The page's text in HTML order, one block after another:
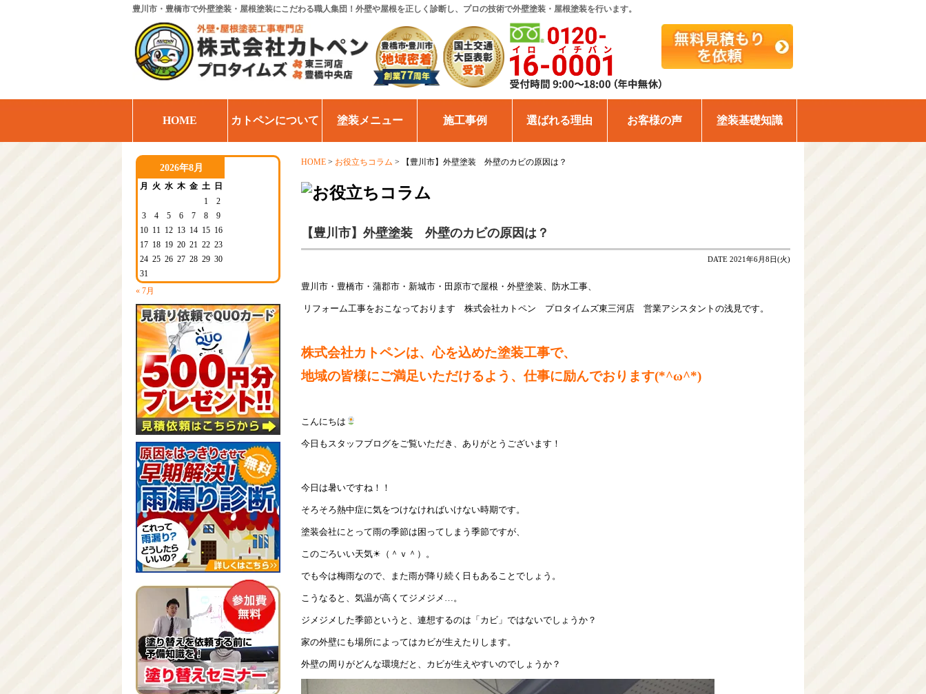
豊川市・豊橋市で外壁塗装・屋根塗装にこだわる職人集団！外壁や屋根を正しく診断し、プロの技術で外壁塗装・屋根塗装を行います。
HOME カトペンについて 塗装メニュー 施工事例 選ばれる理由 お客様の声 塗装基礎知識
HOME > お役立ちコラム > 【豊川市】外壁塗装 外壁のカビの原因は？
【豊川市】外壁塗装 外壁のカビの原因は？
DATE 2021年6月8日(火)
豊川市・豊橋市・蒲郡市・新城市・田原市で屋根・外壁塗装、防水工事、
リフォーム工事をおこなっております 株式会社カトペン プロタイムズ東三河店 営業アシスタントの浅見です。
株式会社カトペンは、心を込めた塗装工事で、
地域の皆様にご満足いただけるよう、仕事に励んでおります(*^ω^*)
こんにちは
今日もスタッフブログをご覧いただき、ありがとうございます！
今日は暑いですね！！
そろそろ熱中症に気をつけなければいけない時期です。
塗装会社にとって雨の季節は困ってしまう季節ですが、
このごろいい天気☀（＾ｖ＾）。
でも今は梅雨なので、また雨が降り続く日もあることでしょう。
こうなると、気温が高くてジメジメ…。
ジメジメした季節というと、連想するのは「カビ」ではないでしょうか？
家の外壁にも場所によってはカビが生えたりします。
外壁の周りがどんな環境だと、カビが生えやすいのでしょうか？
2026年8月
月 火 水 木 金 土
日
1
2
3
4 5 6 7 8
9
10 11 12 13 14 15 16
17 18 19 20 21 22 23
24 25 26 27 28 29 30
31
« 7月